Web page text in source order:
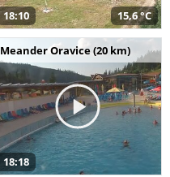
18:10 15,6 °C
Meander Oravice (20 km)
18:18